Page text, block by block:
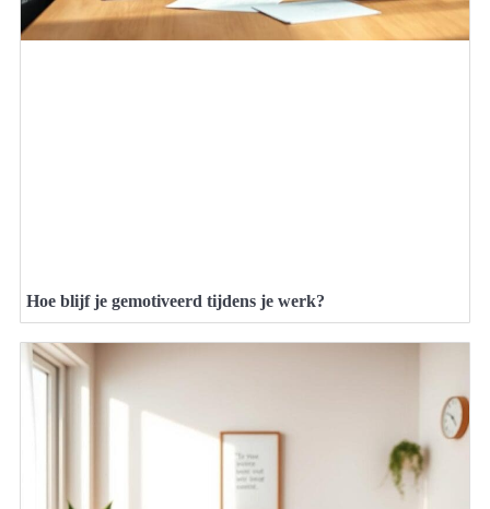
Hoe blijf je gemotiveerd tijdens je werk?